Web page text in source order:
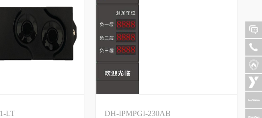
LT
DH-IPMPGI-230AB